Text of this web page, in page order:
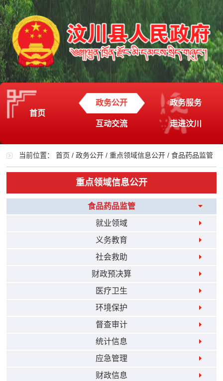
首页
政务公开 政务服务
互动交流 走进汶川
当前位置：首页 /政务公开 /重点领域信息公开 /食品药品监管
重点领域信息公开
食品药品监管
就业领域
义务教育
社会救助
财政预决算
医疗卫生
环境保护
督查审计
统计信息
应急管理
财政信息